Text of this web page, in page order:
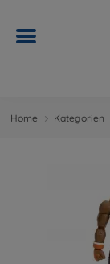
Home Kategorien